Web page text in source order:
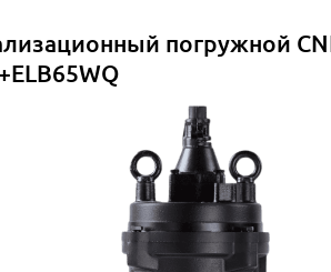
погружной